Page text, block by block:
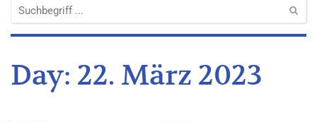
Day: 22. März 2023